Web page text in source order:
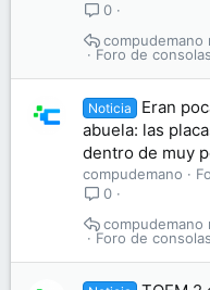
0
Foro de
compudemano
Noticia
Eran
abuela: las
dentro de muy
compudemano
0
Foro de
compudemano